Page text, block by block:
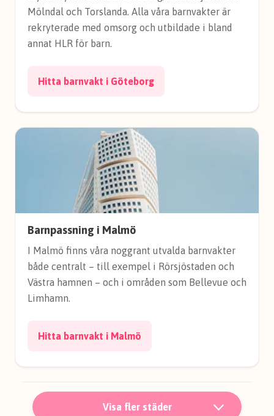
Mölndal och Torslanda. Alla våra barnvakter är
rekryterade med omsorg och utbildade i bland
annat HLR för barn.
Hitta barnvakt i Göteborg
Barnpassning i Malmö
I Malmö finns våra noggrant utvalda barnvakter
både centralt – till exempel i Rörsjöstaden och
Västra hamnen – och i områden som Bellevue och
Limhamn.
Hitta barnvakt i Malmö
Visa fler städer